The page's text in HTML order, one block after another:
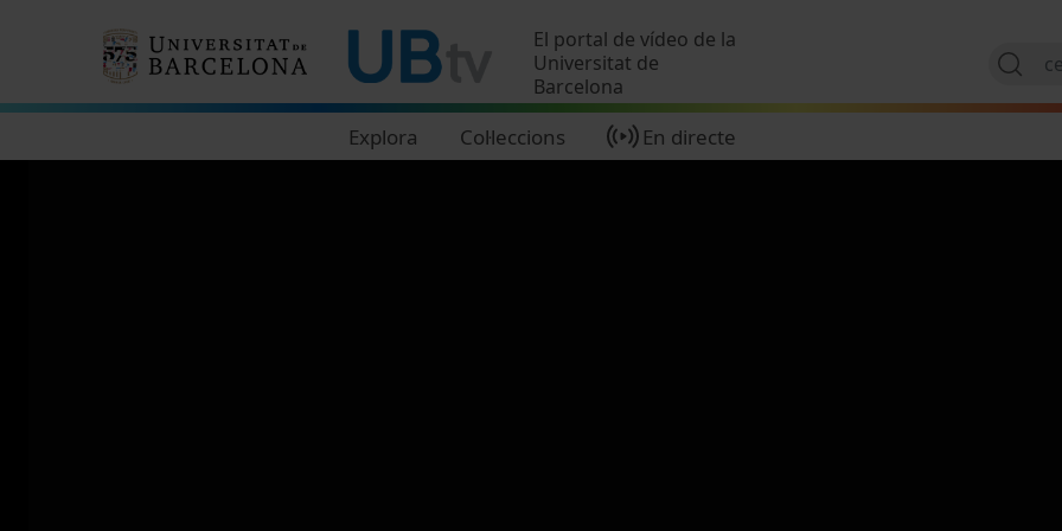
El portal de vídeo de la
Universitat de
Barcelona
Explora Col·leccions En directe